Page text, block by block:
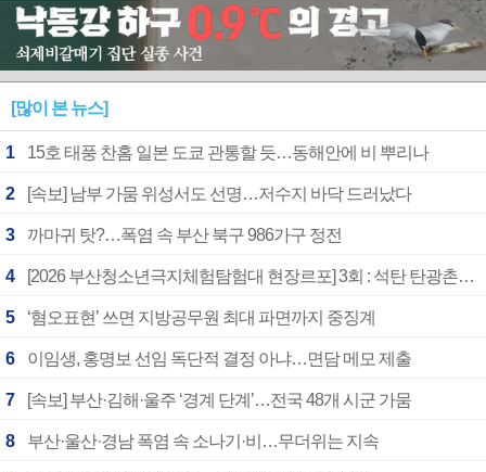
[많이 본 뉴스]
1 15호 태풍 찬홈 일본 도쿄 관통할 듯…동해안에 비 뿌리나
2 [속보] 남부 가뭄 위성서도 선명…저수지 바닥 드러났다
3 까마귀 탓?…폭염 속 부산 북구 986가구 정전
4 [2026 부산청소년극지체험탐험대 현장르포] 3회 : 석탄 탄광촌에서 북극 연구의 중심지로
5 ‘혐오표현’ 쓰면 지방공무원 최대 파면까지 중징계
6 이임생, 홍명보 선임 독단적 결정 아냐…면담 메모 제출
7 [속보] 부산·김해·울주 ‘경계 단계’…전국 48개 시군 가뭄
8 부산·울산·경남 폭염 속 소나기·비…무더위는 지속